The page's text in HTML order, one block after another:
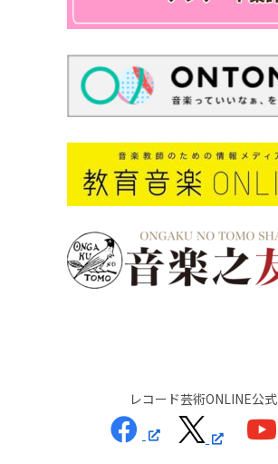
レコード芸術ONLINE公式